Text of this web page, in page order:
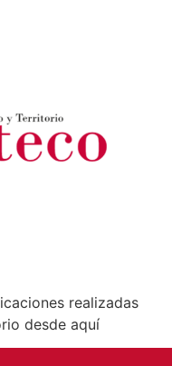
realizadas
desde aquí